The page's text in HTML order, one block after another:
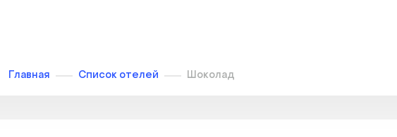
Главная Список отелей Шоколад